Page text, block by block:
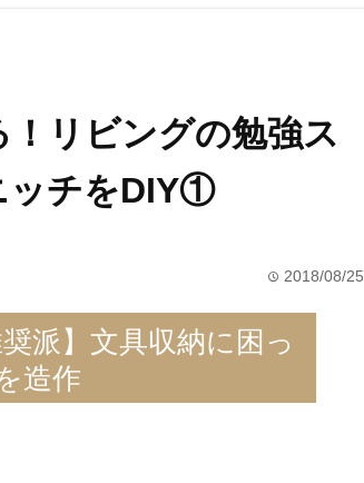
リビングの勉強ス
ッチをDIY①
time 2018/08/25
派】文具収納に困っ
造作